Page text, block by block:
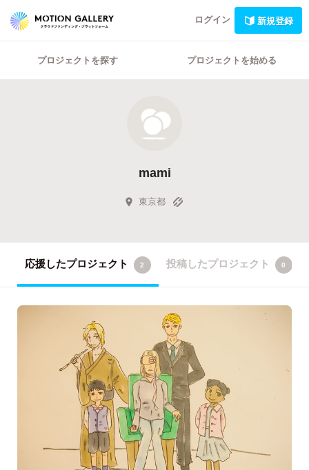
ログイン 新規登録
プロジェクトを探す プロジェクトを始める
mami
東京都
応援したプロジェクト 2 投稿したプロジェクト 0